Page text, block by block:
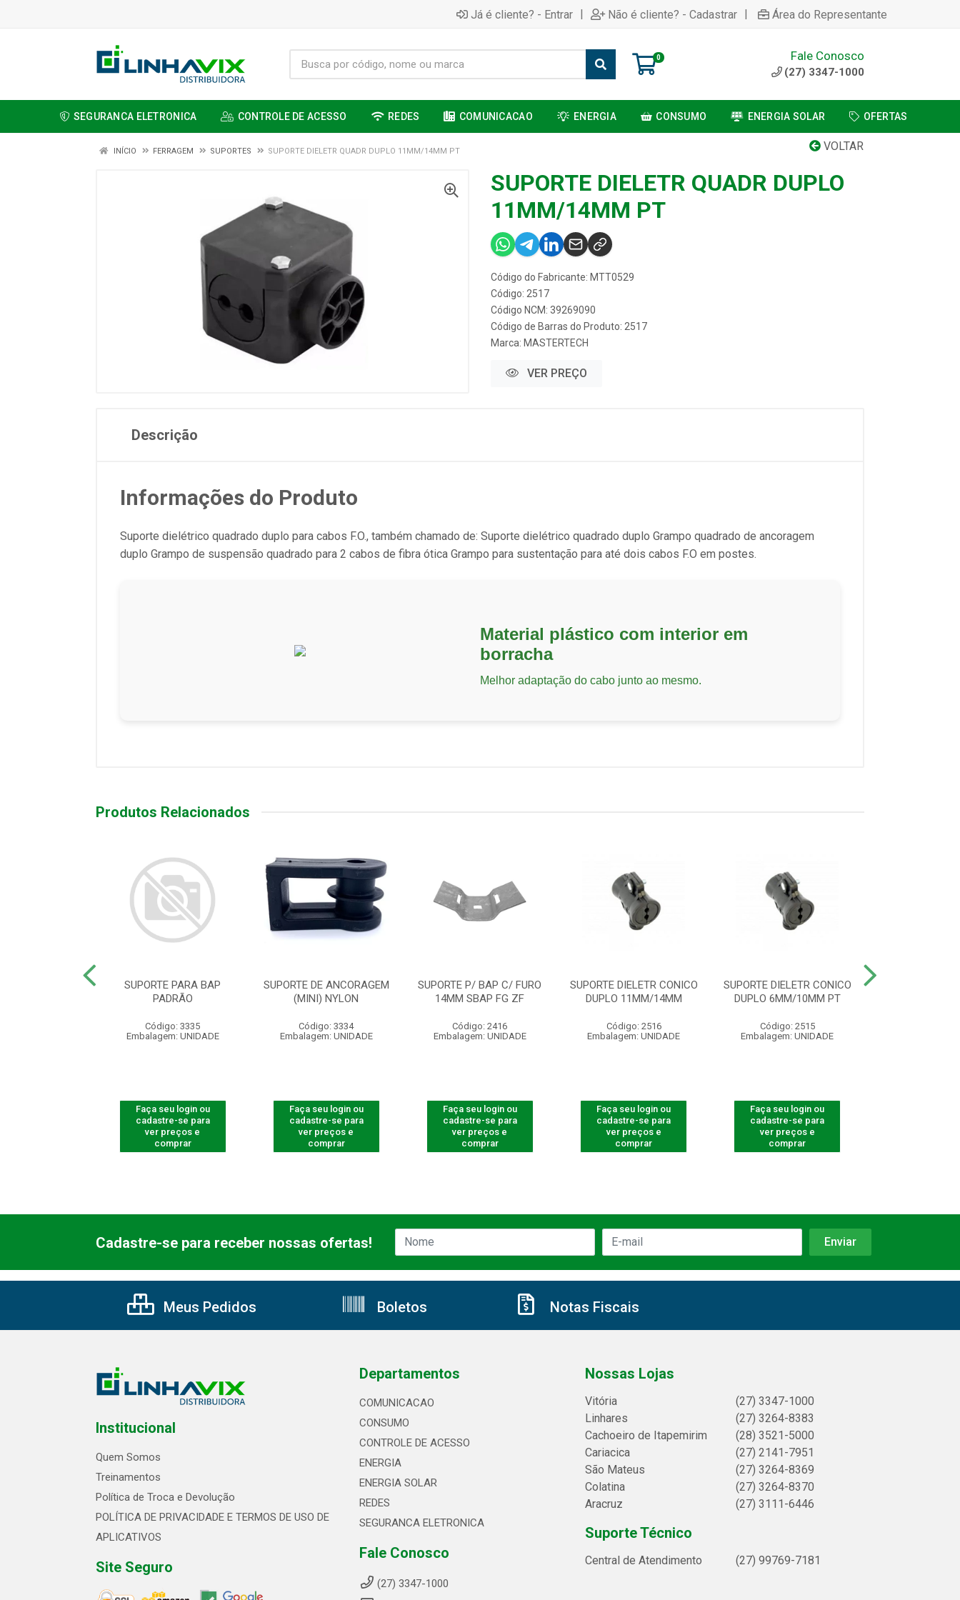
Já é cliente? - Entrar | Não é cliente? - Cadastrar | Área do Representante
0 Fale Conosco
(27) 3347-1000
SEGURANCA ELETRONICA CONTROLE DE ACESSO REDES COMUNICACAO ENERGIA CONSUMO ENERGIA SOLAR OFERTAS
VOLTAR
INÍCIO FERRAGEM SUPORTES SUPORTE DIELETR QUADR DUPLO 11MM/14MM PT
SUPORTE DIELETR QUADR DUPLO
11MM/14MM PT
Código do Fabricante: MTT0529
Código: 2517
Código NCM: 39269090
Código de Barras do Produto: 2517
Marca: MASTERTECH
VER PREÇO
Descrição
Informações do Produto
Suporte dielétrico quadrado duplo para cabos F.O., também chamado de: Suporte dielétrico quadrado duplo Grampo quadrado de ancoragem
duplo Grampo de suspensão quadrado para 2 cabos de fibra ótica Grampo para sustentação para até dois cabos F.O em postes.
Material plástico com interior em
borracha
Melhor adaptação do cabo junto ao mesmo.
Produtos Relacionados
SUPORTE PARA BAP
PADRÃO
Código: 3335
Embalagem: UNIDADE
Faça seu login ou
cadastre-se para
ver preços e
comprar
SUPORTE DE ANCORAGEM
(MINI) NYLON
Código: 3334
Embalagem: UNIDADE
Faça seu login ou
cadastre-se para
ver preços e
comprar
SUPORTE P/ BAP C/ FURO
14MM SBAP FG ZF
Código: 2416
Embalagem: UNIDADE
Faça seu login ou
cadastre-se para
ver preços e
comprar
SUPORTE DIELETR CONICO
DUPLO 11MM/14MM
Código: 2516
Embalagem: UNIDADE
Faça seu login ou
cadastre-se para
ver preços e
comprar
SUPORTE DIELETR CONICO
DUPLO 6MM/10MM PT
Código: 2515
Embalagem: UNIDADE
Faça seu login ou
cadastre-se para
ver preços e
comprar
Cadastre-se para receber nossas ofertas!
Meus Pedidos Boletos Notas Fiscais
Institucional
Quem Somos
Treinamentos
Política de Troca e Devolução
POLÍTICA DE PRIVACIDADE E TERMOS DE USO DE
APLICATIVOS
Site Seguro
Departamentos
COMUNICACAO
CONSUMO
CONTROLE DE ACESSO
ENERGIA
ENERGIA SOLAR
REDES
SEGURANCA ELETRONICA
Fale Conosco
(27) 3347-1000
Nossas Lojas
Vitória
(27) 3347-1000
Linhares
(27) 3264-8383
Cachoeiro de Itapemirim
(28) 3521-5000
Cariacica
(27) 2141-7951
São Mateus
(27) 3264-8369
Colatina
(27) 3264-8370
Aracruz
(27) 3111-6446
Suporte Técnico
Central de Atendimento (27) 99769-7181